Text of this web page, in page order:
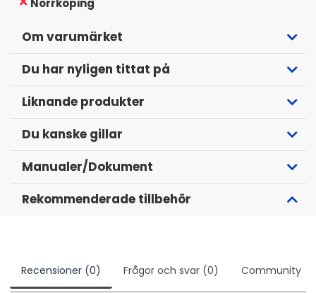
Norrköping
Om varumärket
Du har nyligen tittat på
Liknande produkter
Du kanske gillar
Manualer/Dokument
Rekommenderade tillbehör
Recensioner (0) Frågor och svar (0) Community